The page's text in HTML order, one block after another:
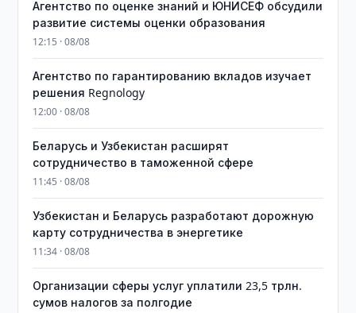
Агентство по оценке знаний и ЮНИСЕФ обсудили
развитие системы оценки образования
12:15 · 08/08
Агентство по гарантированию вкладов изучает
решения Regnology
12:00 · 08/08
Беларусь и Узбекистан расширят
сотрудничество в таможенной сфере
11:45 · 08/08
Узбекистан и Беларусь разработают дорожную
карту сотрудничества в энергетике
11:34 · 08/08
Организации сферы услуг уплатили 23,5 трлн.
сумов налогов за полгодие